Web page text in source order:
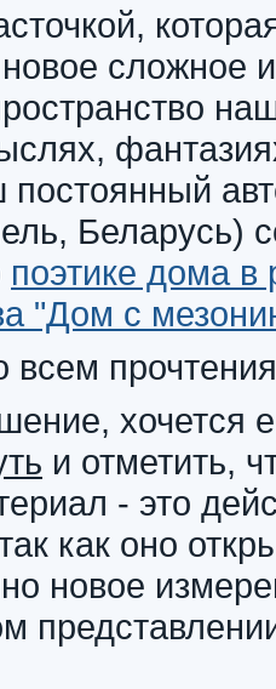
сложное
постоянный
Беларусь)
поэтике дома в
"Дом с
всем
хочется
и отметить,
- это
как оно
новое